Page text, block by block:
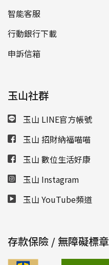
智能客服
行動銀行下載
申訴信箱
玉山社群
玉山 LINE官方帳號
玉山 招財納福喵喵
玉山 數位生活好康
玉山 Instagram
玉山 YouTube頻道
存款保險 / 無障礙標章